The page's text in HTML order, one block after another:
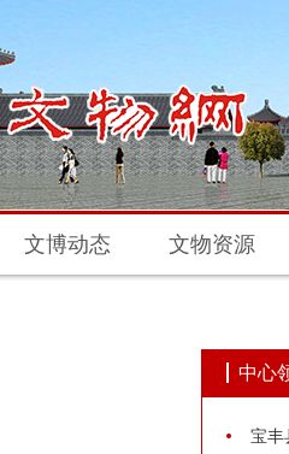
文博动态 文物资源
中心
宝丰